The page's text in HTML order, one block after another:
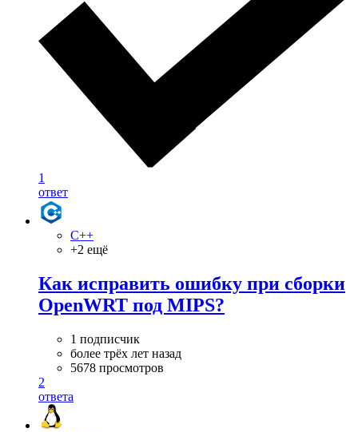
1
ответ
C++
+2 ещё
Как исправить ошибку при сборки
OpenWRT под MIPS?
1 подписчик
более трёх лет назад
5678 просмотров
2
ответа